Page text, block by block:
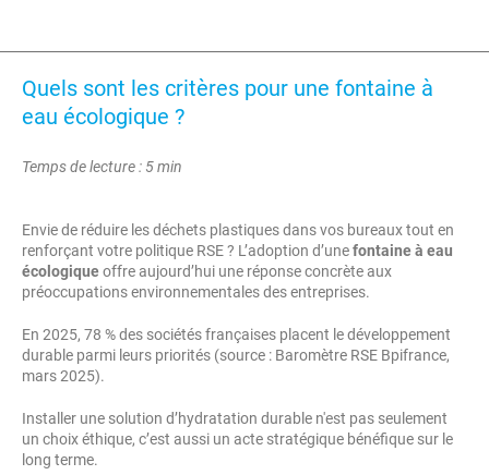
Quels sont les critères pour une fontaine à
eau écologique ?
Temps de lecture : 5 min
Envie de réduire les déchets plastiques dans vos bureaux tout en
renforçant votre politique RSE ? L’adoption d’unefontaine à eau
écologiqueoffre aujourd’hui une réponse concrète aux
préoccupations environnementales des entreprises.
En 2025, 78 % des sociétés françaises placent le développement
durable parmi leurs priorités (source : Baromètre RSE Bpifrance,
mars 2025).
Installer une solution d’hydratation durable n'est pas seulement
un choix éthique, c’est aussi un acte stratégique bénéfique sur le
long terme.